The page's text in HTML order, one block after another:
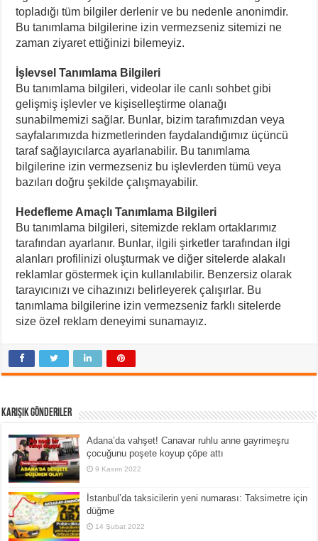
topladığı tüm bilgiler derlenir ve bu nedenle anonimdir.
Bu tanımlama bilgilerine izin vermezseniz sitemizi ne
zaman ziyaret ettiğinizi bilemeyiz.
İşlevsel Tanımlama Bilgileri
Bu tanımlama bilgileri, videolar ile canlı sohbet gibi
gelişmiş işlevler ve kişiselleştirme olanağı
sunabilmemizi sağlar. Bunlar, bizim tarafımızdan veya
sayfalarımızda hizmetlerinden faydalandığımız üçüncü
taraf sağlayıcılarca ayarlanabilir. Bu tanımlama
bilgilerine izin vermezseniz bu işlevlerden tümü veya
bazıları doğru şekilde çalışmayabilir.
Hedefleme Amaçlı Tanımlama Bilgileri
Bu tanımlama bilgileri, sitemizde reklam ortaklarımız
tarafından ayarlanır. Bunlar, ilgili şirketler tarafından ilgi
alanları profilinizi oluşturmak ve diğer sitelerde alakalı
reklamlar göstermek için kullanılabilir. Benzersiz olarak
tarayıcınızı ve cihazınızı belirleyerek çalışırlar. Bu
tanımlama bilgilerine izin vermezseniz farklı sitelerde
size özel reklam deneyimi sunamayız.
Karışık Gönderiler
Adana’da vahşet! Canavar ruhlu anne gayrimeşru
çocuğunu poşete koyup çöpe attı
9 Kasım 2022
İstanbul’da taksicilerin yeni numarası: Taksimetre için
düğme
14 Şubat 2022